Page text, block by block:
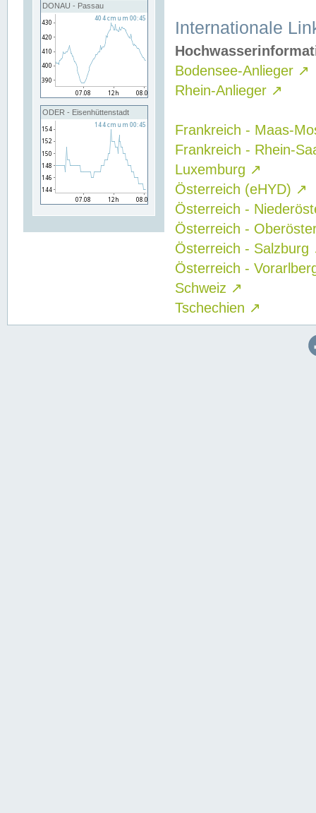
DONAU - Passau
ODER - Eisenhüttenstadt
Internationale
Bodensee-Anlieger ↗
Rhein-Anlieger ↗
Frankreich - Maas-
Frankreich - Rhein-
Luxemburg ↗
Österreich (eHYD) ↗
Österreich -
Österreich -
Österreich - Salzburg
Österreich -
Schweiz ↗
Tschechien ↗